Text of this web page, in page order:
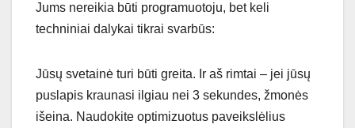
Jums nereikia būti programuotoju, bet keli
techniniai dalykai tikrai svarbūs:
Jūsų svetainė turi būti greita. Ir aš rimtai – jei jūsų
puslapis kraunasi ilgiau nei 3 sekundes, žmonės
išeina. Naudokite optimizuotus paveikslėlius